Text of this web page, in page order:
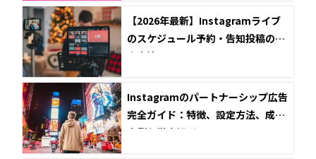
【2026年最新】Instagramライブ
のスケジュール予約・告知投稿の設
定方法
Instagramのパートナーシップ広告
完全ガイド：特徴、設定方法、成功
事例を徹底解説